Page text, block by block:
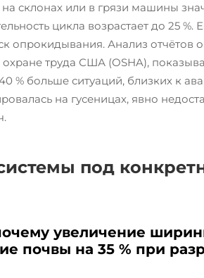
склонах или в грязи машины
цикла возрастает до 25 %.
опрокидывания. Анализ отчётов о
труда США (OSHA),
% больше ситуаций, близких к
на гусеницах, явно
под
увеличение
почвы на 35 % при